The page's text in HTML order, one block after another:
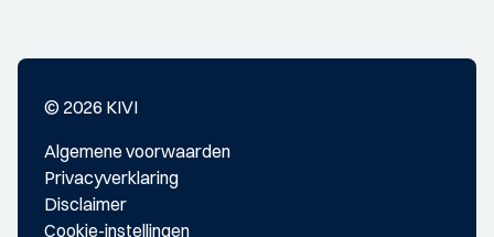
© 2026 KIVI
Algemene voorwaarden
Privacyverklaring
Disclaimer
Cookie-instellingen